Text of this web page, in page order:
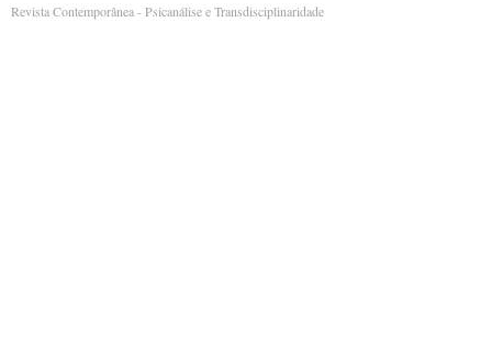
Revista Contemporânea - Psicanálise e Transdisciplinaridade